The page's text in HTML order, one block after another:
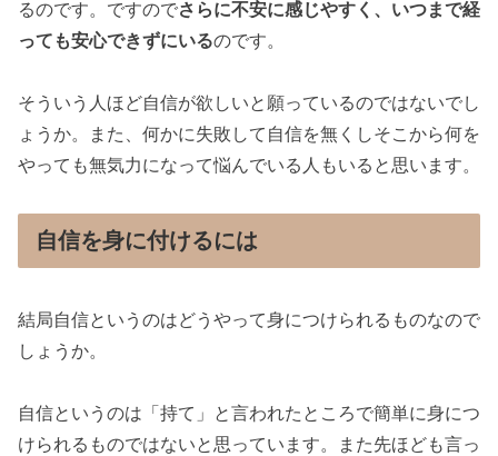
るのです。ですのでさらに不安に感じやすく、いつまで経
っても安心できずにいるのです。
そういう人ほど自信が欲しいと願っているのではないでし
ょうか。また、何かに失敗して自信を無くしそこから何を
やっても無気力になって悩んでいる人もいると思います。
自信を身に付けるには
結局自信というのはどうやって身につけられるものなので
しょうか。
自信というのは「持て」と言われたところで簡単に身につ
けられるものではないと思っています。また先ほども言っ